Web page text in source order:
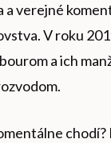
a verejné
V roku
a ich